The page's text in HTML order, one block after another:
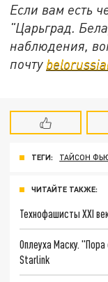
Если вам есть
"Царьград.
наблюдения,
почту
ТЕГИ: ТАЙСОН
ЧИТАЙТЕ ТАКЖЕ:
Технофашисты XXI
Оплеуха Маску.
Starlink